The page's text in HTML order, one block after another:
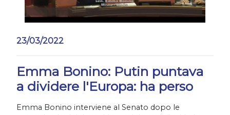
23/03/2022
Emma Bonino: Putin puntava
a dividere l'Europa: ha perso
Emma Bonino interviene al Senato dopo le